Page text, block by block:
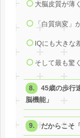
大脳皮質が薄
「白質病変」
IQにも大きな
そして最も驚
45歳の歩行
脳機能」
だからこそ